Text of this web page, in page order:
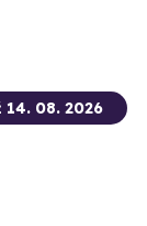
08. 2026